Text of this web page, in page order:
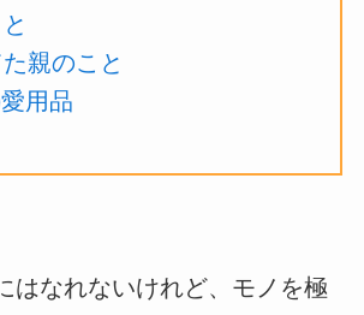
親のこと
用品
はなれないけれど、モノを極